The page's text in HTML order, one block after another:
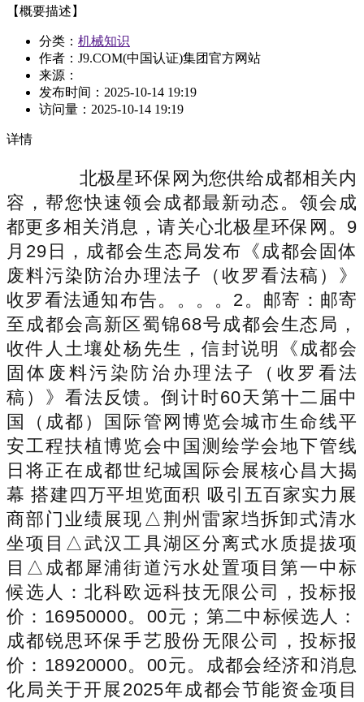
【概要描述】
分类： 机械知识
作者：J9.COM(中国认证)集团官方网站
来源：
发布时间： 2025-10-14 19:19
访问量： 2025-10-14 19:19
详情
北极星环保网为您供给成都相关内
容，帮您快速领会成都最新动态。领会成
都更多相关消息，请关心北极星环保网。9
月29日，成都会生态局发布《成都会固体
废料污染防治办理法子（收罗看法稿）》
收罗看法通知布告。。。。2。邮寄：邮寄
至成都会高新区蜀锦68号成都会生态局，
收件人土壤处杨先生，信封说明《成都会
固体废料污染防治办理法子（收罗看法
稿）》看法反馈。倒计时60天第十二届中
国（成都）国际管网博览会城市生命线平
安工程扶植博览会中国测绘学会地下管线
日将正在成都世纪城国际会展核心昌大揭
幕 搭建四万平坦览面积 吸引五百家实力展
商部门业绩展现△荆州雷家垱拆卸式清水
坐项目△武汉工具湖区分离式水质提拔项
目△成都犀浦街道污水处置项目第一中标
候选人：北科欧远科技无限公司，投标报
价：16950000。00元；第二中标候选人：
成都锐思环保手艺股份无限公司，投标报
价：18920000。00元。成都会经济和消息
化局关于开展2025年成都会节能资金项目